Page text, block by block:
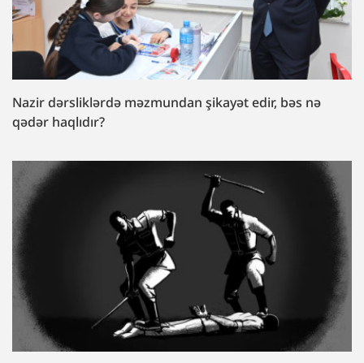
Nazir dərsliklərdə məzmundan şikayət edir, bəs nə
qədər haqlıdır?